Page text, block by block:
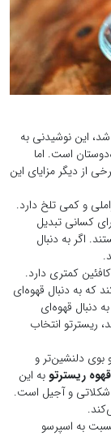
این نوشیدنی به
است. اما
از دیگر مزایای این
و کمی تلخ دارد.
کسانی تبدیل
اگر به دنبال
کمتری دارد.
که به دنبال قهوه‌ای
دنبال قهوه‌ای
ریسترتو انتخاب
بوی دلنشین‌تر و
ریسترتوبه این
شکلاتی و آجیل است.
به اسپرسو